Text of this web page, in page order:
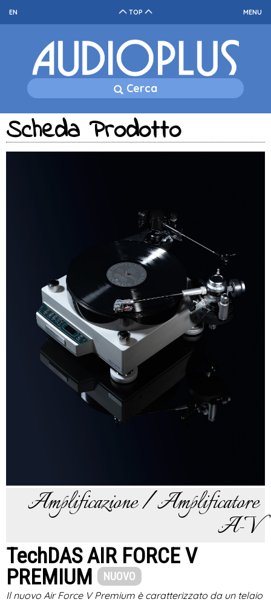
TOP MENU
EN
Cerca
Scheda Prodotto
Amplificazione / Amplificatore
A-V
TechDAS AIR FORCE V
PREMIUM
NUOVO
Il nuovo Air Force V Premium è caratterizzato da un telaio